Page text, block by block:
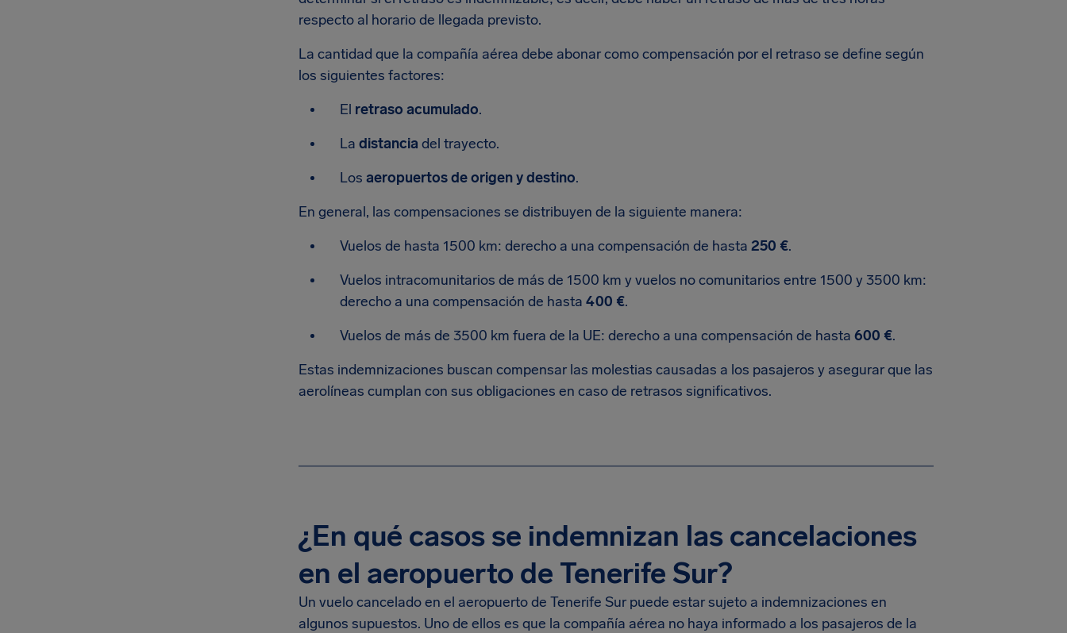
respecto al horario de llegada previsto.
La cantidad que la compañía aérea debe abonar como compensación por el retraso se define según
los siguientes factores:
El retraso acumulado.
La distancia del trayecto.
Los aeropuertos de origen y destino.
En general, las compensaciones se distribuyen de la siguiente manera:
Vuelos de hasta 1500 km: derecho a una compensación de hasta 250 €.
Vuelos intracomunitarios de más de 1500 km y vuelos no comunitarios entre 1500 y 3500 km:
derecho a una compensación de hasta 400 €.
Vuelos de más de 3500 km fuera de la UE: derecho a una compensación de hasta 600 €.
Estas indemnizaciones buscan compensar las molestias causadas a los pasajeros y asegurar que las
aerolíneas cumplan con sus obligaciones en caso de retrasos significativos.
¿En qué casos se indemnizan las cancelaciones
en el aeropuerto de Tenerife Sur?
Un vuelo cancelado en el aeropuerto de Tenerife Sur puede estar sujeto a indemnizaciones en
algunos supuestos. Uno de ellos es que la compañía aérea no haya informado a los pasajeros de la